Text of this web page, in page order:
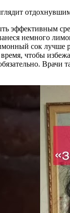
эффективным
немного
сок лучше
чтобы